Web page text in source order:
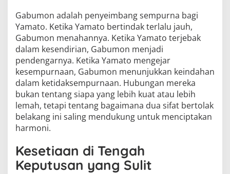
Gabumon adalah penyeimbang sempurna bagi
Yamato. Ketika Yamato bertindak terlalu jauh,
Gabumon menahannya. Ketika Yamato terjebak
dalam kesendirian, Gabumon menjadi
pendengarnya. Ketika Yamato mengejar
kesempurnaan, Gabumon menunjukkan keindahan
dalam ketidaksempurnaan. Hubungan mereka
bukan tentang siapa yang lebih kuat atau lebih
lemah, tetapi tentang bagaimana dua sifat bertolak
belakang ini saling mendukung untuk menciptakan
harmoni.
Kesetiaan di Tengah
Keputusan yang Sulit